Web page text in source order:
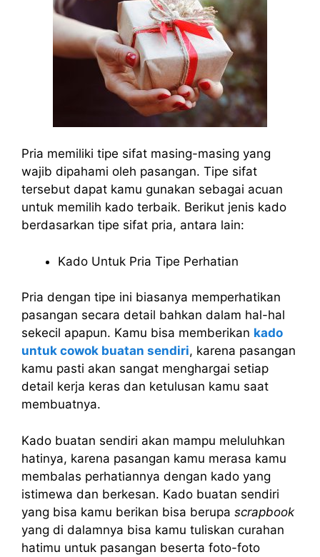
Pria memiliki tipe sifat masing-masing yang
wajib dipahami oleh pasangan. Tipe sifat
tersebut dapat kamu gunakan sebagai acuan
untuk memilih kado terbaik. Berikut jenis kado
berdasarkan tipe sifat pria, antara lain:
Kado Untuk Pria Tipe Perhatian
Pria dengan tipe ini biasanya memperhatikan
pasangan secara detail bahkan dalam hal-hal
sekecil apapun. Kamu bisa memberikan kado
untuk cowok buatan sendiri, karena pasangan
kamu pasti akan sangat menghargai setiap
detail kerja keras dan ketulusan kamu saat
membuatnya.
Kado buatan sendiri akan mampu meluluhkan
hatinya, karena pasangan kamu merasa kamu
membalas perhatiannya dengan kado yang
istimewa dan berkesan. Kado buatan sendiri
yang bisa kamu berikan bisa berupa scrapbook
yang di dalamnya bisa kamu tuliskan curahan
hatimu untuk pasangan beserta foto-foto